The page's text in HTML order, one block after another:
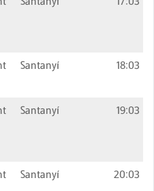
Santanyí 18:03
Santanyí 19:03
Santanyí 20:03